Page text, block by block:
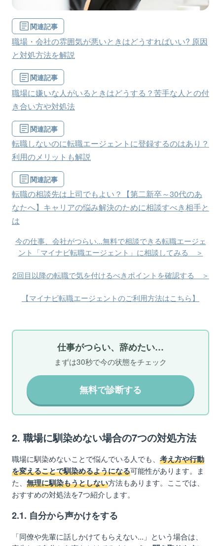
関連記事
職場・会社の雰囲気が悪いときはどうすればいい? 原因
と対処方法を解説
関連記事
職場に嫌いな人がいるときはどうする？苦手な人との付
き合い方や対処法
関連記事
転職しないのに転職エージェントに登録するのはあり？
利用のメリットも解説
関連記事
転職の相談先は上司でもよい？【第二新卒～30代のあ
なたへ】キャリアの悩み解決のために相談すべき相手と
は
今の仕事、会社がつらい...無料で相談できる転職エージェ
ント「マイナビ転職エージェント」に相談してみる ＞
2回目以降の転職で気を付けるべきポイントを確認する ＞
【マイナビ転職エージェントのご利用方法はこちら】
仕事がつらい、辞めたい…
まずは30秒で今の状態をチェック
無料で診断する
2. 職場に馴染めない場合の7つの対処方法
職場に馴染めないことで悩んでいる人でも、 考え方や行動
を変えることで馴染めるようになる可能性があります。ま
た、 無理に馴染もうとしない方法もあります。ここでは、
おすすめの対処法を7つ紹介します。
2.1. 自分から声かけをする
「同僚や先輩に話しかけてもらえない...」という場合は、